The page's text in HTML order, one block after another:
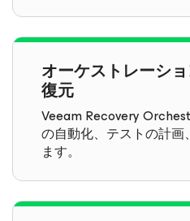
オーケストレーシ
復元
Veeam Recovery
の自動化、テストの計
ます。